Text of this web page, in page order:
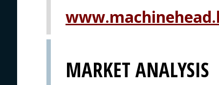
MARKET ANALYSIS